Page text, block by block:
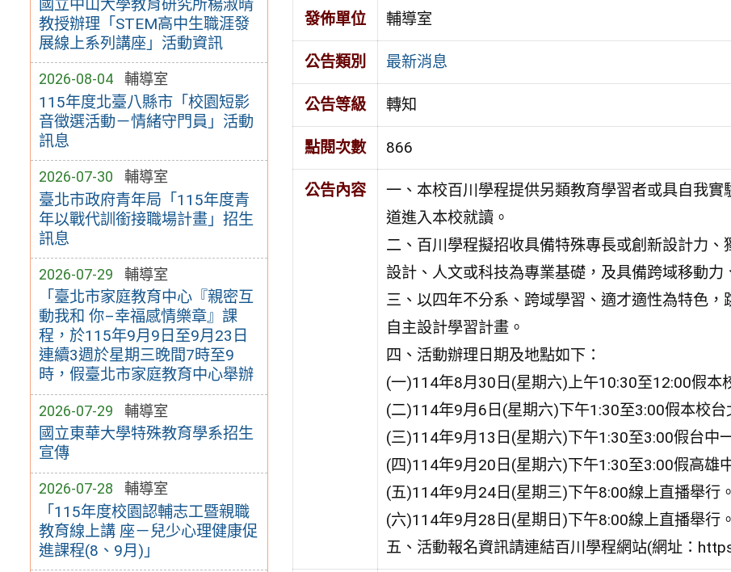
國立中山大學教育研究所楊淑晴
教授辦理「STEM高中生職涯發
展線上系列講座」活動資訊
2026-08-04 輔導室
115年度北臺八縣市「校園短影
音徵選活動－情緒守門員」活動
訊息
2026-07-30 輔導室
臺北市政府青年局「115年度青
年以戰代訓銜接職場計畫」招生
訊息
2026-07-29 輔導室
「臺北市家庭教育中心『親密互
動我和 你–幸福感情樂章』課
程，於115年9月9日至9月23日
連續3週於星期三晚間7時至9
時，假臺北市家庭教育中心舉辦
2026-07-29 輔導室
國立東華大學特殊教育學系招生
宣傳
2026-07-28 輔導室
「115年度校園認輔志工暨親職
教育線上講 座－兒少心理健康促
進課程(8、9月)」
發佈單位 輔導室
公告類別 最新消息
公告等級 轉知
點閱次數 866
公告內容
一、本校百川學程提供另類教育學習者或具自我
道進入本校就讀。
二、百川學程擬招收具備特殊專長或創新設計力
設計、人文或科技為專業基礎，及具備跨域移動力
三、以四年不分系、跨域學習、適才適性為特色
自主設計學習計畫。
四、活動辦理日期及地點如下：
(一)114年8月30日(星期六)上午10:30至12:00假本
(二)114年9月6日(星期六)下午1:30至3:00假本校台
(三)114年9月13日(星期六)下午1:30至3:00假台中
(四)114年9月20日(星期六)下午1:30至3:00假高雄
(五)114年9月24日(星期三)下午8:00線上直播舉行。
(六)114年9月28日(星期日)下午8:00線上直播舉行。
五、活動報名資訊請連結百川學程網站(網址：